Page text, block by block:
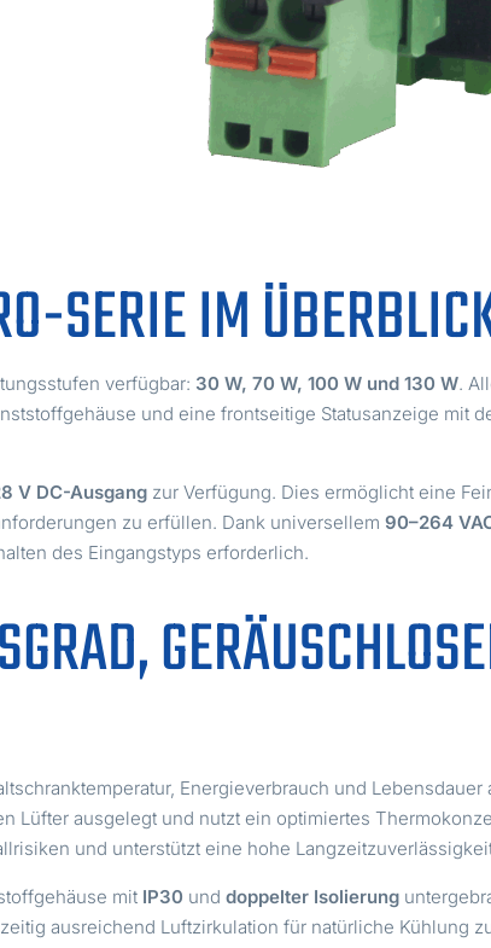
SERIE IM
verfügbar: 30 W, 70 W, 100 W und 130 W.
und eine frontseitige Statusanzeige mit
V DC-Ausgang zur Verfügung. Dies ermöglicht eine
zu erfüllen. Dank universellem90–264
des Eingangstyps erforderlich.
Energieverbrauch und Lebensdauer
Lüfter ausgelegt und nutzt ein optimiertes
und unterstützt eine hohe
mit IP30 unddoppelter Isolierung
ausreichend Luftzirkulation für natürliche Kühlung